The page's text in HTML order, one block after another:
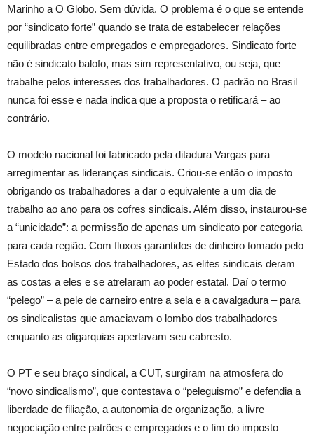
Marinho a O Globo. Sem dúvida. O problema é o que se entende
por “sindicato forte” quando se trata de estabelecer relações
equilibradas entre empregados e empregadores. Sindicato forte
não é sindicato balofo, mas sim representativo, ou seja, que
trabalhe pelos interesses dos trabalhadores. O padrão no Brasil
nunca foi esse e nada indica que a proposta o retificará – ao
contrário.
O modelo nacional foi fabricado pela ditadura Vargas para
arregimentar as lideranças sindicais. Criou-se então o imposto
obrigando os trabalhadores a dar o equivalente a um dia de
trabalho ao ano para os cofres sindicais. Além disso, instaurou-se
a “unicidade”: a permissão de apenas um sindicato por categoria
para cada região. Com fluxos garantidos de dinheiro tomado pelo
Estado dos bolsos dos trabalhadores, as elites sindicais deram
as costas a eles e se atrelaram ao poder estatal. Daí o termo
“pelego” – a pele de carneiro entre a sela e a cavalgadura – para
os sindicalistas que amaciavam o lombo dos trabalhadores
enquanto as oligarquias apertavam seu cabresto.
O PT e seu braço sindical, a CUT, surgiram na atmosfera do
“novo sindicalismo”, que contestava o “peleguismo” e defendia a
liberdade de filiação, a autonomia de organização, a livre
negociação entre patrões e empregados e o fim do imposto